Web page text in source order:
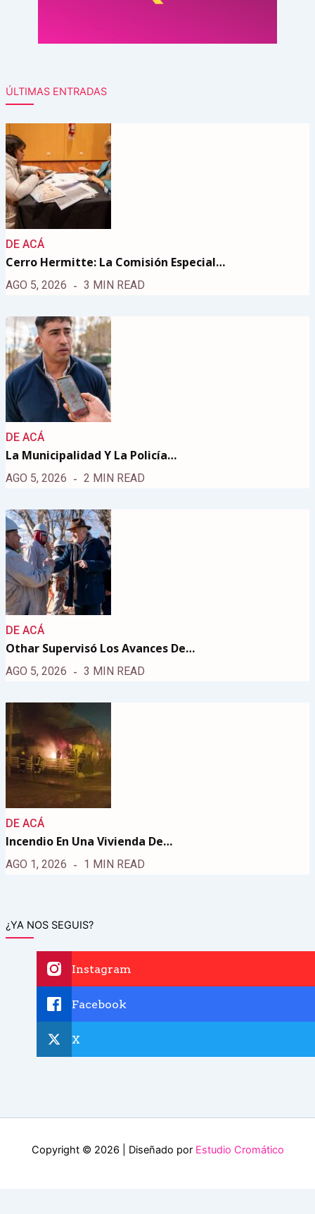
ÚLTIMAS ENTRADAS
DE ACÁ
Cerro Hermitte: La Comisión Especial…
AGO 5, 2026 3 MIN READ
DE ACÁ
La Municipalidad Y La Policía…
AGO 5, 2026 2 MIN READ
DE ACÁ
Othar Supervisó Los Avances De…
AGO 5, 2026 3 MIN READ
DE ACÁ
Incendio En Una Vivienda De…
AGO 1, 2026 1 MIN READ
¿YA NOS SEGUIS?
Instagram
Facebook
X
Copyright © 2026 | Diseñado por Estudio Cromático